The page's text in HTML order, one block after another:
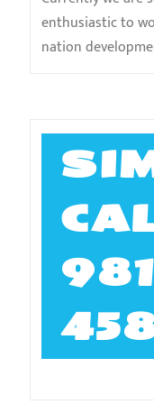
enthusiastic to
nation